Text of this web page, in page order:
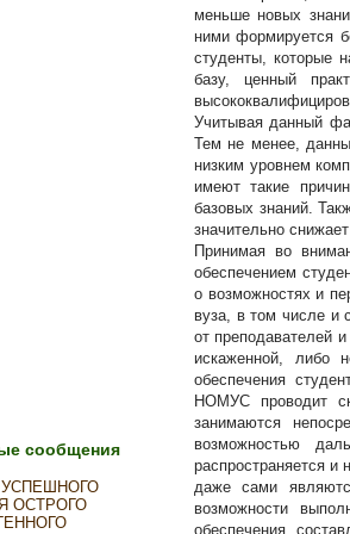
меньше новых
ними формируется
студенты, которые
базу, ценный
Учитывая данный
Тем не менее,
низким уровнем
имеют такие
базовых знаний.
значительно
Принимая во
обеспечением
о возможностях и
вуза, в том числе и
от преподавателей
искаженной, либо
обеспечения
НОМУС проводит
занимаются
возможностью
распространяется и
даже сами
возможности
обеспечения,
сообщения
ОСТРОГО